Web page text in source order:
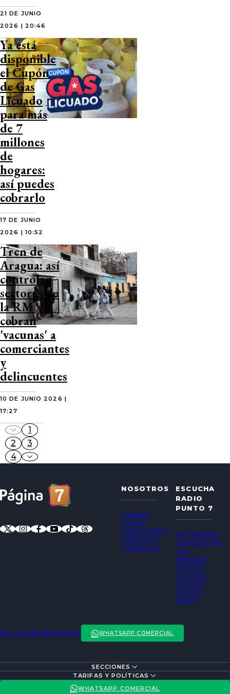
21 DE JUNIO
2026 | 20:46
Ya está
disponible
el Cupón
de Gas
Licuado
para más
de 7
millones
de
hogares:
así puedes
cobrarlo
17 DE JUNIO
2026 | 10:52
Tren de
Aragua: así
controlan
sectores de
la RM y
cobran
'vacunas' a
comerciantes
y
delincuentes
10 DE JUNIO 2026 |
17:27
1
2
3
4
NOSOTROS
QUIÉNES
SOMOS
DIRECCIONES
CONTACTO
COMERCIAL
ESCUCHA
RADIO
PUNTO 7
VALPARAÍSO
CONCEPCIÓN
LOS
ÁNGELES
TEMUCO
VALDIVIA
OSORNO
PUERTO
MONTT
POLÍTICA DE PRIVACIDAD WHATSAPP COMERCIAL
SECCIONES
ACTUALIDAD
TARIFAS Y POLÍTICAS
POLÍTICA DE PRIVACIDAD
WHATSAPP COMERCIAL